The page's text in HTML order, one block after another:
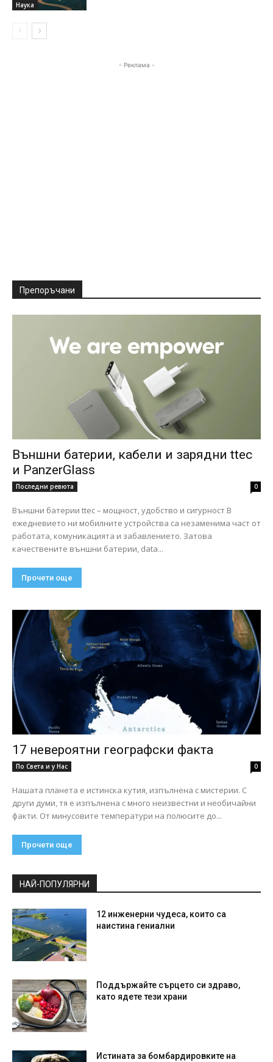
Наука
- Реклама -
Препоръчани
Външни батерии, кабели и зарядни ttec
и PanzerGlass
Последни ревюта 0
Външни батерии ttec – мощност, удобство и сигурност В
ежедневието ни мобилните устройства са незаменима част от
работата, комуникацията и забавлението. Затова
качествените външни батерии, data...
Прочети още
17 невероятни географски факта
По Света и у Нас 0
Нашата планета е истинска кутия, изпълнена с мистерии. С
други думи, тя е изпълнена с много неизвестни и необичайни
факти. От минусовите температури на полюсите до...
Прочети още
НАЙ-ПОПУЛЯРНИ
12 инженерни чудеса, които са
наистина гениални
Поддържайте сърцето си здраво,
като ядете тези храни
Истината за бомбардировките на